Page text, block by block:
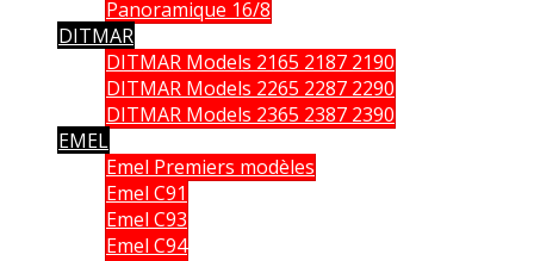
Panoramique 16/8
DITMAR
DITMAR Models 2165 2187 2190
DITMAR Models 2265 2287 2290
DITMAR Models 2365 2387 2390
EMEL
Emel Premiers modèles
Emel C91
Emel C93
Emel C94